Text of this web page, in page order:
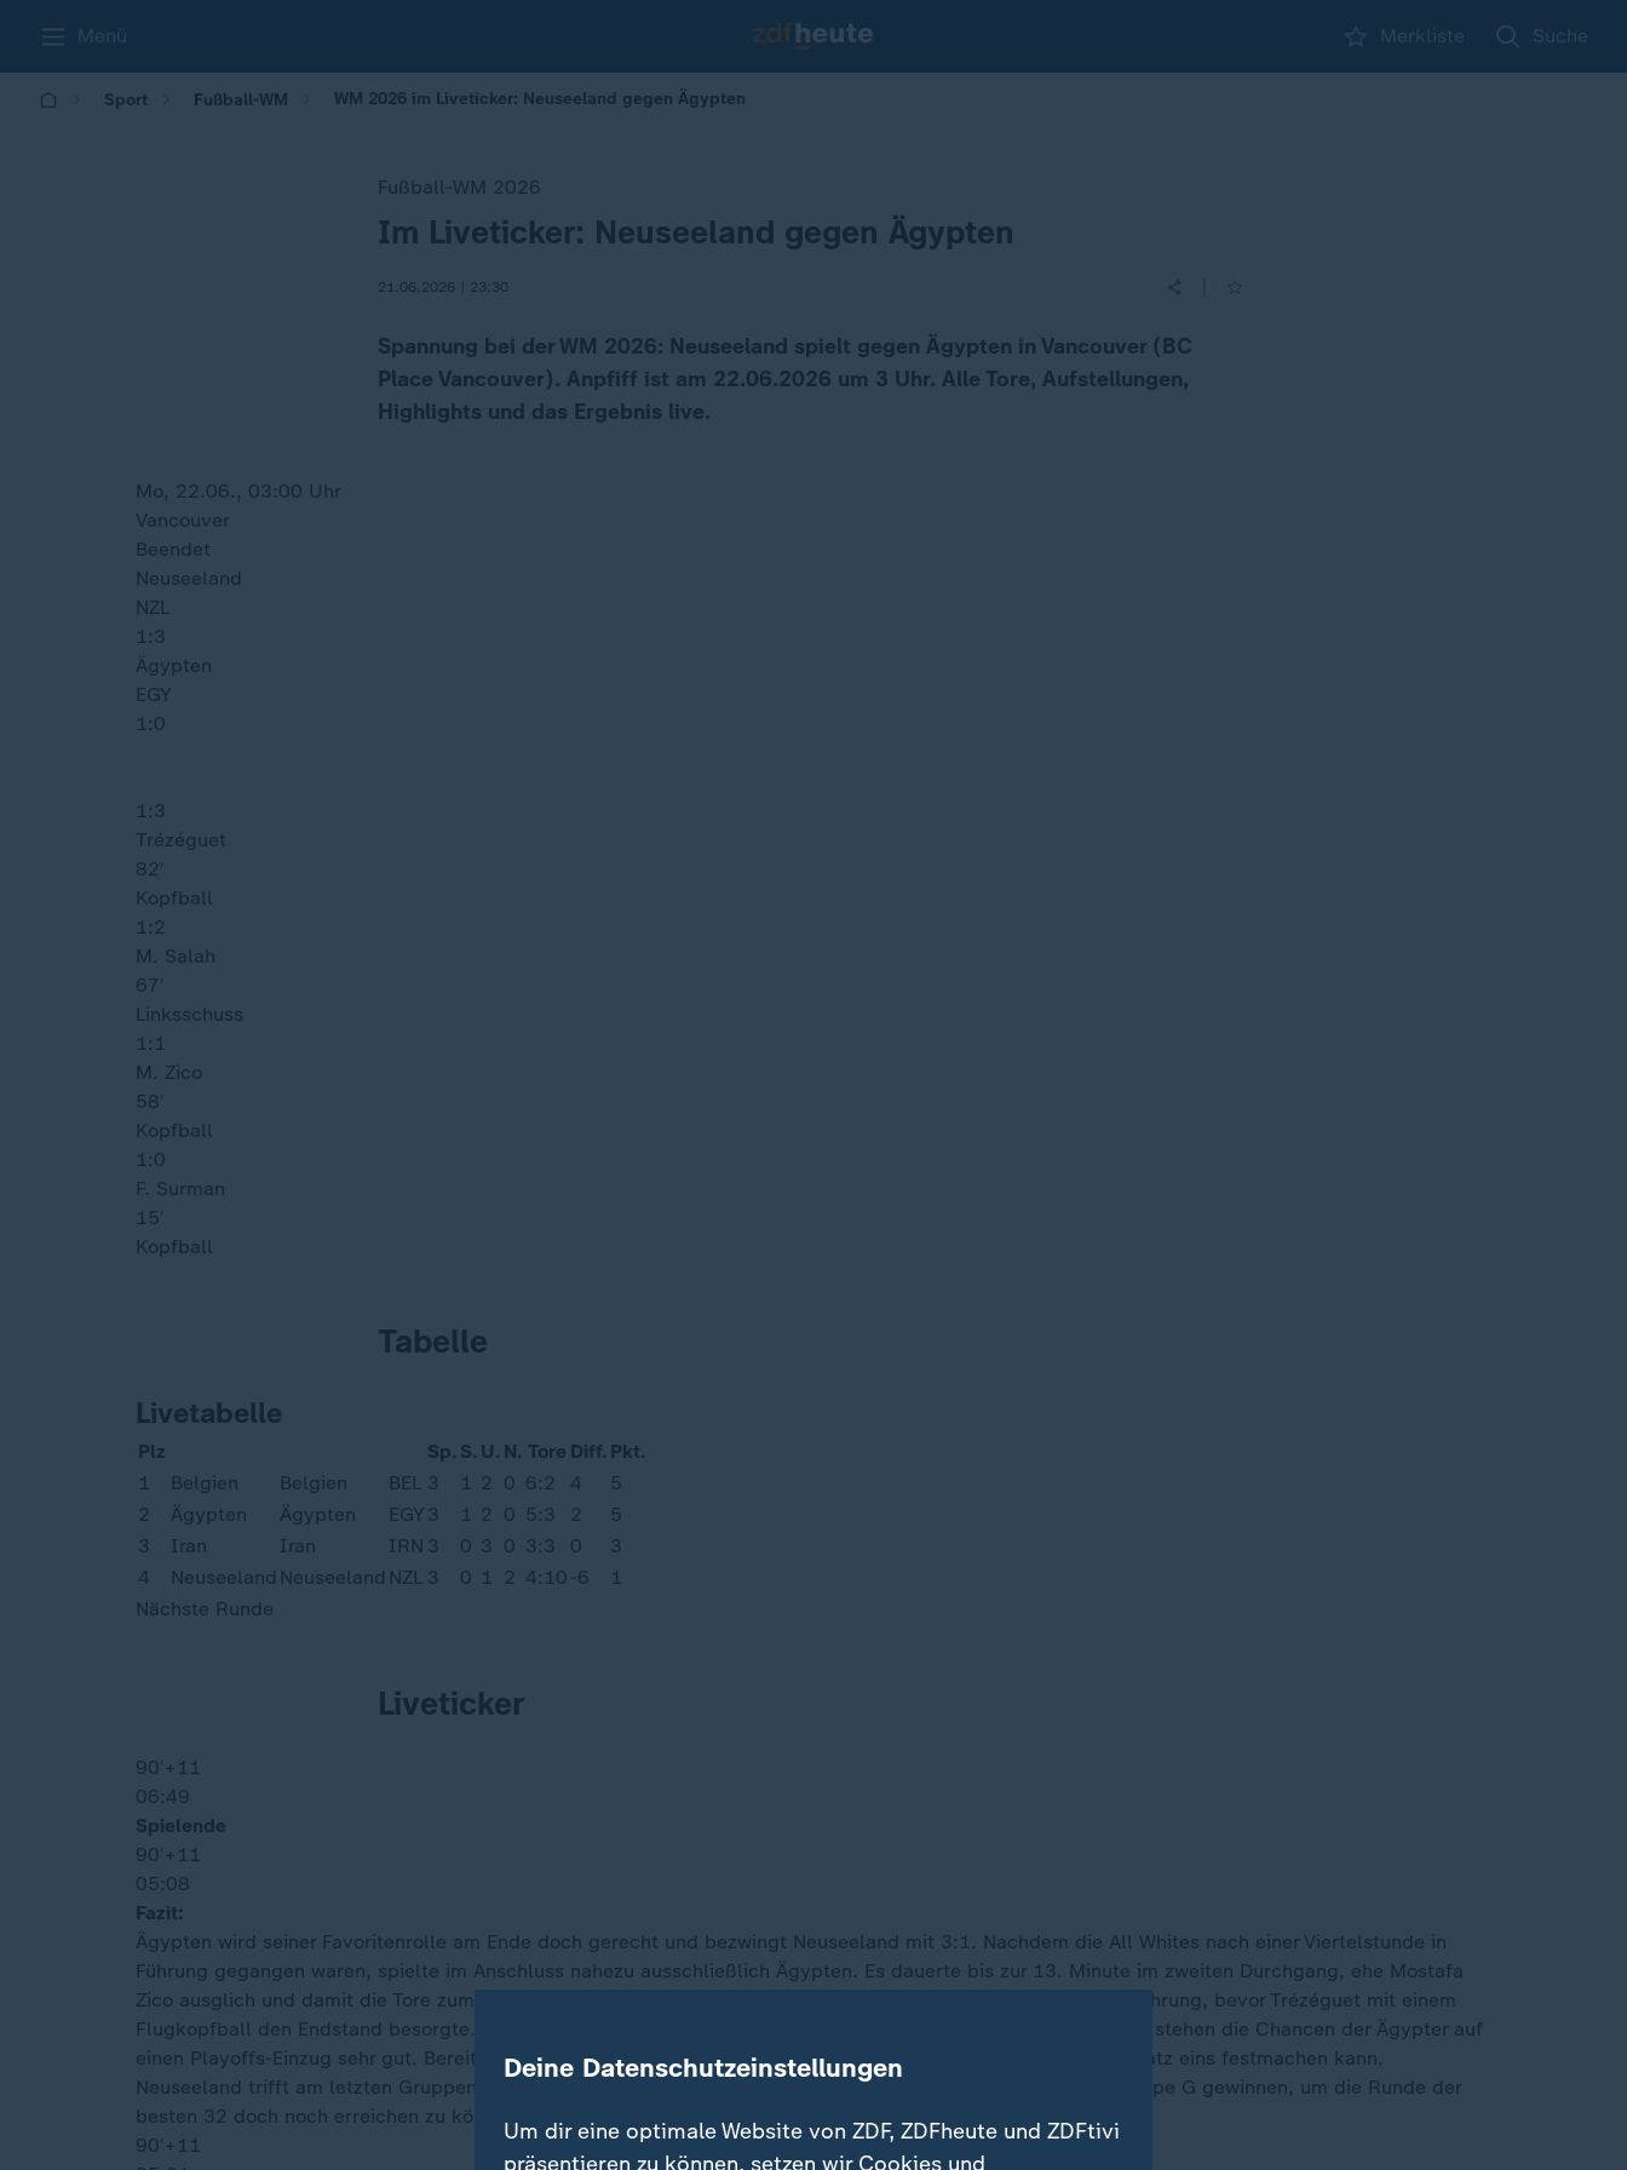
Menü Merkliste Suche
Sport Fußball-WM WM 2026 im Liveticker: Neuseeland gegen Ägypten
Fußball-WM 2026
:Im Liveticker: Neuseeland gegen Ägypten
21.06.2026 | 23:30
Spannung bei der WM 2026: Neuseeland spielt gegen Ägypten in Vancouver (BC
Place Vancouver). Anpfiff ist am 22.06.2026 um 3 Uhr. Alle Tore, Aufstellungen,
Highlights und das Ergebnis live.
Mo, 22.06., 03:00 Uhr
Vancouver
Beendet
Neuseeland
NZL
1:3
Ägypten
EGY
1:0
1:3
Trézéguet
82′
Kopfball
1:2
M. Salah
67′
Linksschuss
1:1
M. Zico
58′
Kopfball
1:0
F. Surman
15′
Kopfball
Tabelle
Livetabelle
Plz Sp. S. U. N. Tore Diff. Pkt.
1
Belgien Belgien BEL 3 1 2 0 6:2 4
5
2
Ägypten Ägypten EGY 3 1 2 0 5:3 2
5
3
Iran Iran IRN 3 0 3 0 3:3 0
3
4
Neuseeland Neuseeland NZL 3 0 1 2 4:10 -6
1
Nächste Runde
Liveticker
90′ +11
06:49
Spielende
90′ +11
05:08
Fazit:
Ägypten wird seiner Favoritenrolle am Ende doch gerecht und bezwingt Neuseeland mit 3:1. Nachdem die All Whites nach einer Viertelstunde in
Führung gegangen waren, spielte im Anschluss nahezu ausschließlich Ägypten. Es dauerte bis zur 13. Minute im zweiten Durchgang, ehe Mostafa
Zico ausglich und damit die Tore zum Glück öffnete. Anschließend brachte Mohamed Salah die Pharaonen in Führung, bevor Trézéguet mit einem
Flugkopfball den Endstand besorgte. Erst in den Schlussminuten kam Neuseeland nochmal auf. Mit dem Dreier stehen die Chancen der Ägypter auf
einen Playoffs-Einzug sehr gut. Bereits ein Punkt würde genügen, wobei man gegen den Iran mit einem Sieg Platz eins festmachen kann.
Neuseeland trifft am letzten Gruppenspieltag auf Belgien und muss gegen den europäischen Vertreter der Gruppe G gewinnen, um die Runde der
besten 32 doch noch erreichen zu können.
90′ +11
Deine Datenschutzeinstellungen
Um dir eine optimale Website von ZDF, ZDFheute und ZDFtivi
präsentieren zu können, setzen wir Cookies und